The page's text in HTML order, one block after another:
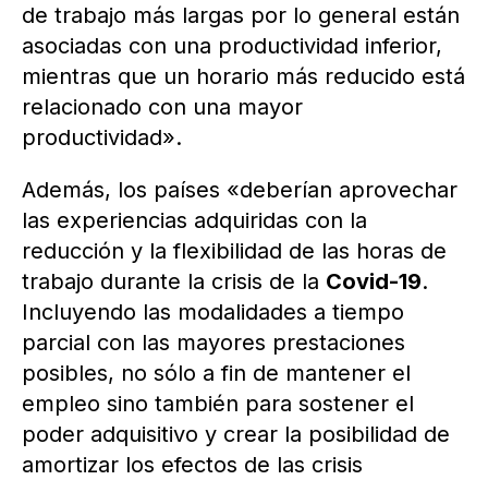
de trabajo más largas por lo general están
asociadas con una productividad inferior,
mientras que un horario más reducido está
relacionado con una mayor
productividad».
Además, los países «deberían aprovechar
las experiencias adquiridas con la
reducción y la flexibilidad de las horas de
trabajo durante la crisis de la Covid-19.
Incluyendo las modalidades a tiempo
parcial con las mayores prestaciones
posibles, no sólo a fin de mantener el
empleo sino también para sostener el
poder adquisitivo y crear la posibilidad de
amortizar los efectos de las crisis